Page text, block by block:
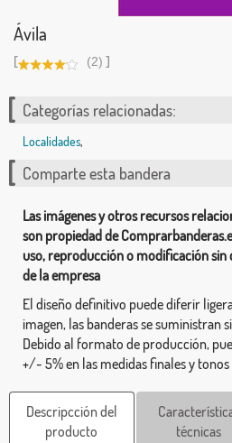
Ávila
[ (2) ]
Categorías relacionadas:
Localidades,
Comparte esta bandera
Las imágenes y otros recursos
son propiedad de
uso, reproducción o modificación
de la empresa
El diseño definitivo puede diferir
imagen, las banderas se suministran
Debido al formato de producción,
+/- 5% en las medidas finales y tonos
Descripcción del
producto
técnicas